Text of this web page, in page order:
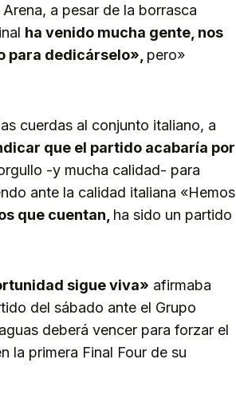
a pesar de la borrasca
ha venido mucha gente, nos
para dedicárselo», pero»
cuerdas al conjunto italiano, a
que el partido acabaría por
-y mucha calidad- para
ante la calidad italiana «Hemos
que cuentan, ha sido un partido
sigue viva» afirmaba
del sábado ante el Grupo
deberá vencer para forzar el
la primera Final Four de su